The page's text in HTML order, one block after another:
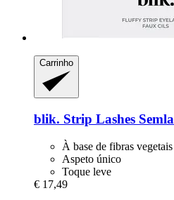
Carrinho
blik. Strip Lashes Semla
À base de fibras vegetais
Aspeto único
Toque leve
€ 17,49